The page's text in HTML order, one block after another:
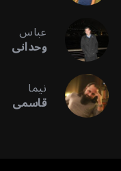
عباس
وحدانی
نیما
قاسمی